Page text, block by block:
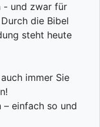
- und zwar für
die Bibel
steht heute
immer Sie
– einfach so und